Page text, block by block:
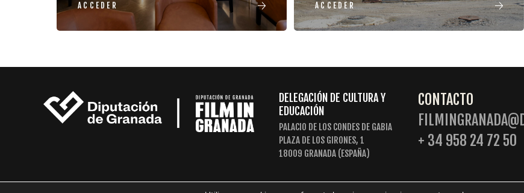
ACCEDER ACCEDER
DELEGACIÓN DE CULTURA Y
EDUCACIÓN
PALACIO DE LOS CONDES DE GABIA
PLAZA DE LOS GIRONES, 1
18009 GRANADA (ESPAÑA)
CONTACTO
+ 34 958 24 72 50